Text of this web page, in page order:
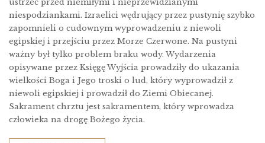
ustrzec przed niemiłymi i nieprzewidzianymi
niespodziankami. Izraelici wędrujący przez pustynię szybko
zapomnieli o cudownym wyprowadzeniu z niewoli
egipskiej i przejściu przez Morze Czerwone. Na pustyni
ważny był tylko problem braku wody. Wydarzenia
opisywane przez Księgę Wyjścia prowadziły do ukazania
wielkości Boga i Jego troski o lud, który wyprowadził z
niewoli egipskiej i prowadził do Ziemi Obiecanej.
Sakrament chrztu jest sakramentem, który wprowadza
człowieka na drogę Bożego życia.